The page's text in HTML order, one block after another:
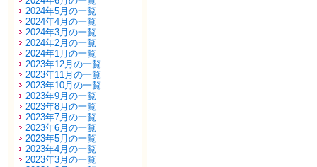
2024年5月の一覧
2024年4月の一覧
2024年3月の一覧
2024年2月の一覧
2024年1月の一覧
2023年12月の一覧
2023年11月の一覧
2023年10月の一覧
2023年9月の一覧
2023年8月の一覧
2023年7月の一覧
2023年6月の一覧
2023年5月の一覧
2023年4月の一覧
2023年3月の一覧